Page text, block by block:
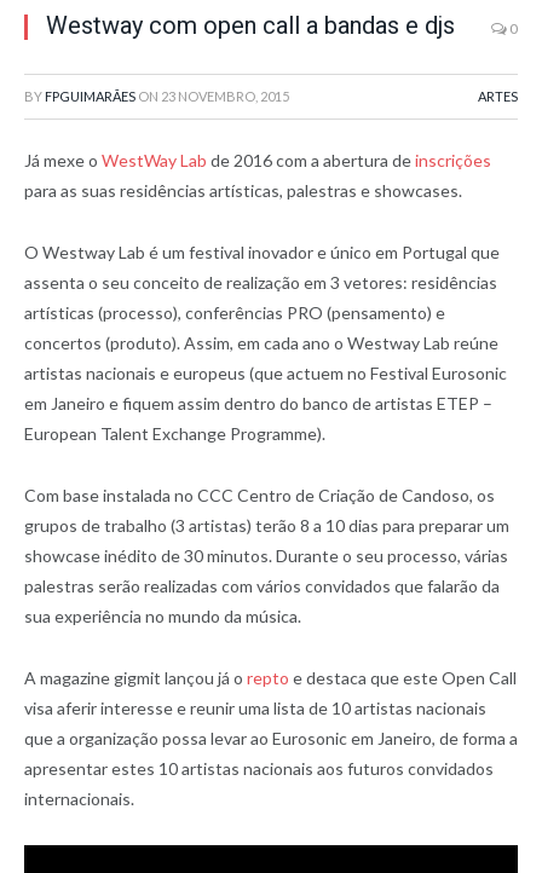
Westway com open call a bandas e djs 0
BY FPGUIMARÃES ON 23 NOVEMBRO, 2015 ARTES
Já mexe o WestWay Lab de 2016 com a abertura deinscrições
para as suas residências artísticas, palestras e showcases.
O Westway Lab é um festival inovador e único em Portugal que
assenta o seu conceito de realização em 3 vetores: residências
artísticas (processo), conferências PRO (pensamento) e
concertos (produto). Assim, em cada ano o Westway Lab reúne
artistas nacionais e europeus (que actuem no Festival Eurosonic
em Janeiro e fiquem assim dentro do banco de artistas ETEP –
European Talent Exchange Programme).
Com base instalada no CCC Centro de Criação de Candoso, os
grupos de trabalho (3 artistas) terão 8 a 10 dias para preparar um
showcase inédito de 30 minutos. Durante o seu processo, várias
palestras serão realizadas com vários convidados que falarão da
sua experiência no mundo da música.
A magazine gigmit lançou já o repto e destaca que este Open Call
visa aferir interesse e reunir uma lista de 10 artistas nacionais
que a organização possa levar ao Eurosonic em Janeiro, de forma a
apresentar estes 10 artistas nacionais aos futuros convidados
internacionais.